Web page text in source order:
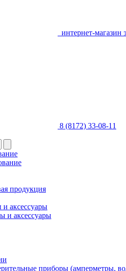
интернет-магазин
8 (8172) 33-08-11
продукция
и аксессуары
приборы (амперметры,